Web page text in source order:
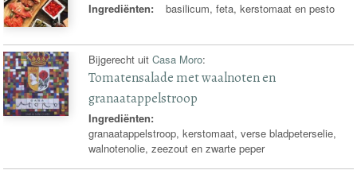
Ingrediënten: basilicum, feta, kerstomaat en pesto
Bijgerecht uitCasa Moro:
Tomatensalade met waalnoten en
granaatappelstroop
Ingrediënten:
granaatappelstroop, kerstomaat, verse bladpeterselie,
walnotenolie, zeezout en zwarte peper